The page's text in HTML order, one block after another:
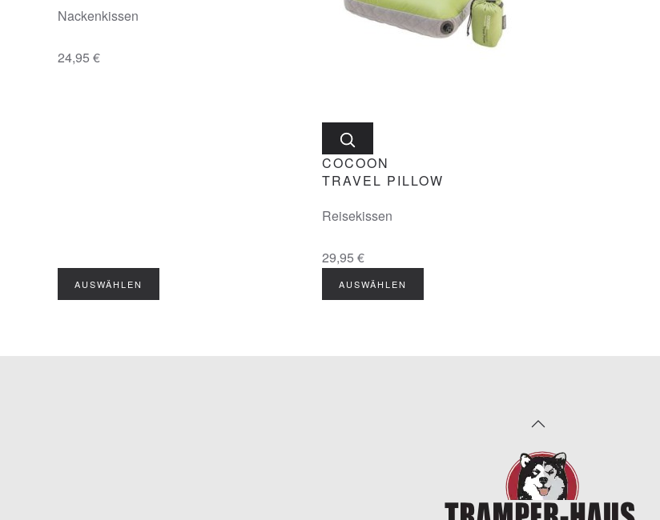
Nackenkissen
24,95 €
AUSWÄHLEN
COCOON
TRAVEL PILLOW
Reisekissen
29,95 €
AUSWÄHLEN